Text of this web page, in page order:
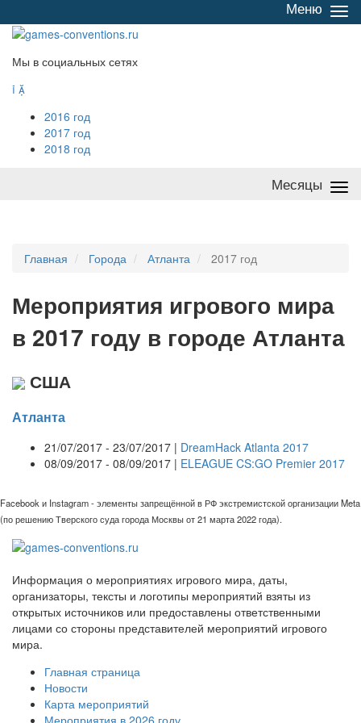
/
Меню
Мы в социальных сетях
 
2016 год
2017 год
2018 год
Месяцы
Главная Города Атланта 2017 год
Мероприятия игрового мира
в 2017 году в городе Атланта
США
Атланта
21/07/2017 - 23/07/2017 | DreamHack Atlanta 2017
08/09/2017 - 08/09/2017 | ELEAGUE CS:GO Premier 2017
Facebook и Instagram - элементы запрещённой в РФ экстремистской организации Meta
(по решению Тверского суда города Москвы от 21 марта 2022 года).
Информация о мероприятиях игрового мира, даты,
организаторы, тексты и логотипы мероприятий взяты из
открытых источников или предоставлены ответственными
лицами со стороны представителей мероприятий игрового
мира.
Главная страница
Новости
Карта мероприятий